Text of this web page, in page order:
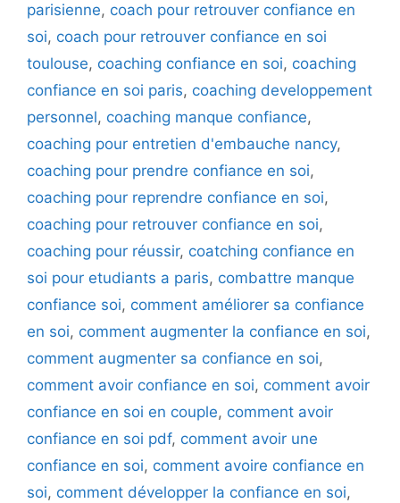
parisienne, coach pour retrouver confiance en
soi, coach pour retrouver confiance en soi
toulouse, coaching confiance en soi, coaching
confiance en soi paris, coaching developpement
personnel, coaching manque confiance,
coaching pour entretien d'embauche nancy,
coaching pour prendre confiance en soi,
coaching pour reprendre confiance en soi,
coaching pour retrouver confiance en soi,
coaching pour réussir, coatching confiance en
soi pour etudiants a paris, combattre manque
confiance soi, comment améliorer sa confiance
en soi, comment augmenter la confiance en soi,
comment augmenter sa confiance en soi,
comment avoir confiance en soi, comment avoir
confiance en soi en couple, comment avoir
confiance en soi pdf, comment avoir une
confiance en soi, comment avoire confiance en
soi, comment développer la confiance en soi,